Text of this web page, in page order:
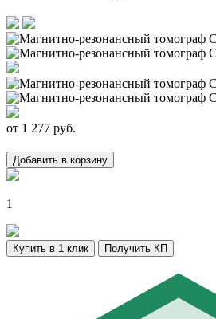
от 1 277 руб.
Добавить в корзину
1
Купить в 1 клик Получить КП